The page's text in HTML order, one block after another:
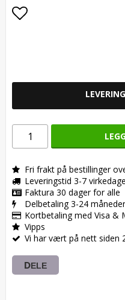
Fri frakt på bestillinger
Leveringstid 3-7
Faktura 30 dager for alle
Delbetaling 3-24 måneder
Kortbetaling med Visa &
Vipps
Vi har vært på nett siden
DELE